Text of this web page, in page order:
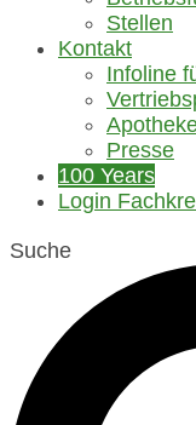
Stellen
Kontakt
Infoline
Presse
100 Years
Login
Suche